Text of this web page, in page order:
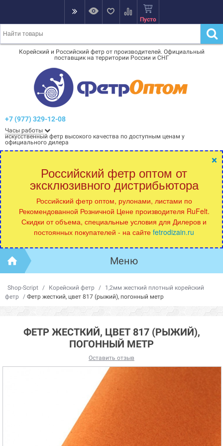
Пусто
Корейский и Российский фетр от производителей. Официальный
поставщик на территории России и СНГ
+7 (977) 329-12-08
Часы работы
искусственный фетр высокого качества по доступным ценам у
официального дилера
×
Российский фетр оптом от
эксклюзивного дистрибьютора
Российский фетр оптом, рулонами, листами по
Рекомендованной Розничной Цене производителя RuFelt.
Скидки от объема, специальные условия для Дилеров и
постоянных покупателей - на сайте fetrodizain.ru
Меню
Shop-Script / Корейский фетр /
1,2мм жесткий плотный корейский
фетр
/ Фетр жесткий, цвет 817 (рыжий), погонный метр
ФЕТР ЖЕСТКИЙ, ЦВЕТ 817 (РЫЖИЙ),
ПОГОННЫЙ МЕТР
Оставить отзыв